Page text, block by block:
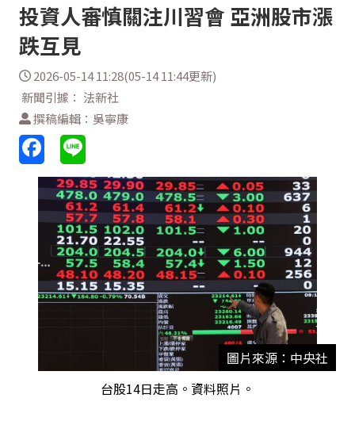
投資人審慎關注川習會 亞洲股市漲
跌互見
2026-05-14 11:28(05-14 11:44更新)
新聞引據： 法新社
撰稿編輯：吳寧康
圖片來源：中央社
台股14日走高。資料照片。